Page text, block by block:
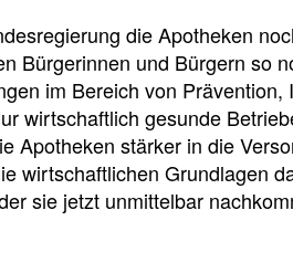
die Apotheken
Bürgerinnen und Bürgern so
im Bereich von Prävention,
wirtschaftlich gesunde
Apotheken stärker in die
wirtschaftlichen Grundlagen
sie jetzt unmittelbar